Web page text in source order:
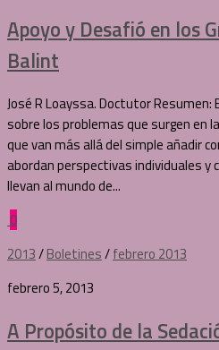
Apoyo y Desafió en los
Balint
José R Loayssa. Doctutor
sobre los problemas que surgen en
que van más allá del simple añadir
abordan perspectivas individuales
llevan al mundo de...
0
2013/Boletines/febrero 2013
febrero 5, 2013
A Propósito de la